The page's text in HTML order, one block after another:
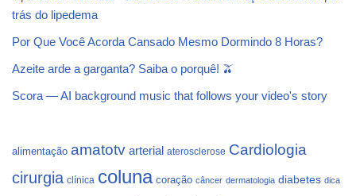
trás do lipedema
Por Que Você Acorda Cansado Mesmo Dormindo 8 Horas?
Azeite arde a garganta? Saiba o porquê! 🫒
Scora — AI background music that follows your video's story
alimentação amatotv arterial aterosclerose Cardiologia
cirurgia clínica coluna coração câncer dermatologia diabetes dica